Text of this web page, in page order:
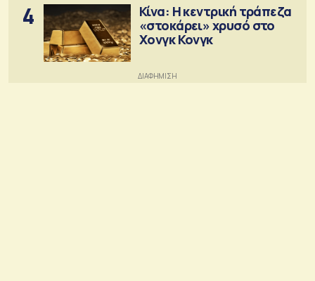
4
Κίνα: Η κεντρική τράπεζα
«στοκάρει» χρυσό στο
Χονγκ Κονγκ